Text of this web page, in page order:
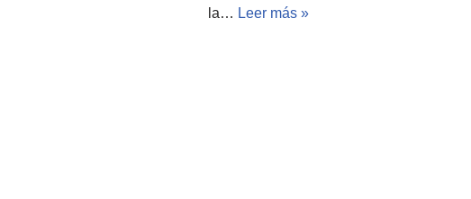
la… Leer más »